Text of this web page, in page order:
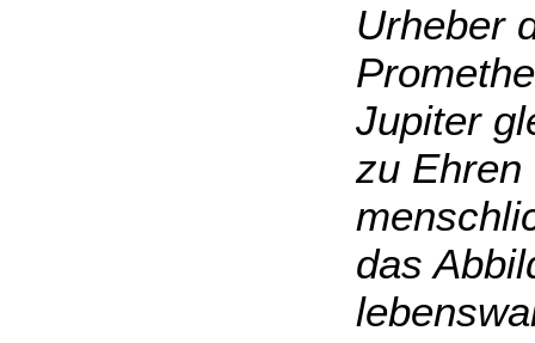
Urheber
Jupiter
zu Ehren
das